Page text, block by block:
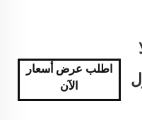
اطلب عرض أسعار
الآن